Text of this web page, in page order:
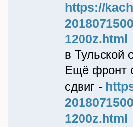
https://
1200z.html
в Тульской
Ещё фронт
сдвиг -
1200z.html